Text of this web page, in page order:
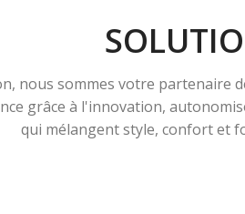
nous sommes votre partenaire
grâce à l'innovation,
qui mélangent style, confort et